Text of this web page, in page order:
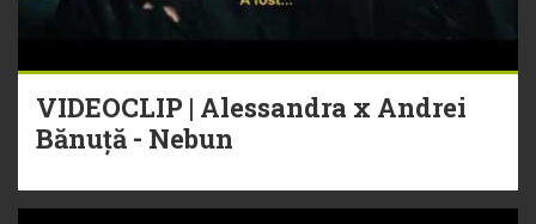
VIDEOCLIP | Alessandra x Andrei
Bănuță - Nebun